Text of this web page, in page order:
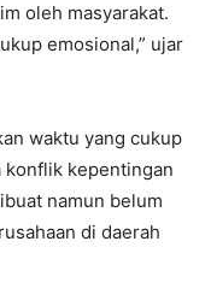
oleh masyarakat.
emosional,” ujar
waktu yang cukup
konflik kepentingan
namun belum
di daerah